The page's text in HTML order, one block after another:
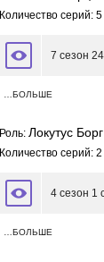
Количество серий: 5
7 сезон
…БОЛЬШЕ
Роль: Локутус Борг
Количество серий: 2
4 сезон 1
…БОЛЬШЕ